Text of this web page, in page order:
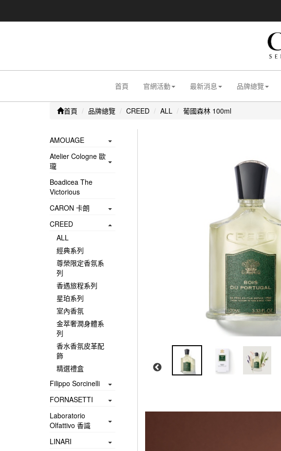
首頁 官網活動 最新消息 品牌總覽
首頁 品牌總覽 CREED ALL 葡國森林 100ml
AMOUAGE
Atelier Cologne 歐
瓏
Boadicea The
Victorious
CARON 卡朗
CREED
ALL
經典系列
尊榮限定香氛系
列
香遇旅程系列
星珀系列
室內香氛
金萃奢潤身體系
列
香水香氛皮革配
飾
精選禮盒
Filippo Sorcinelli
FORNASETTI
Laboratorio
Olfattivo 香識
LINARI